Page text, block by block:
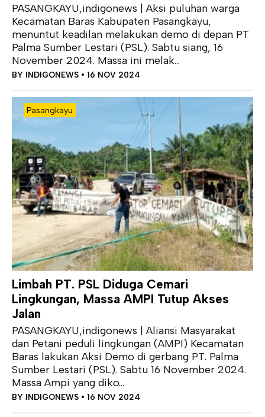
PASANGKAYU,indigonews | Aksi puluhan warga
Kecamatan Baras Kabupaten Pasangkayu,
menuntut keadilan melakukan demo di depan PT
Palma Sumber Lestari (PSL). Sabtu siang, 16
November 2024. Massa ini melak...
BY INDIGONEWS • 16 NOV 2024
Pasangkayu
Limbah PT. PSL Diduga Cemari
Lingkungan, Massa AMPI Tutup Akses
Jalan
PASANGKAYU,indigonews | Aliansi Masyarakat
dan Petani peduli lingkungan (AMPI) Kecamatan
Baras lakukan Aksi Demo di gerbang PT. Palma
Sumber Lestari (PSL). Sabtu 16 November 2024.
Massa Ampi yang diko...
BY INDIGONEWS • 16 NOV 2024